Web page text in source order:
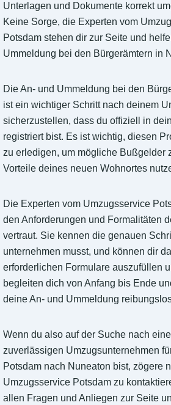
Unterlagen und Dokumente korrekt
Keine Sorge, die Experten vom
Potsdam stehen dir zur Seite und
Ummeldung bei den Bürgerämtern in
Die An- und Ummeldung bei den
ist ein wichtiger Schritt nach deinem
sicherzustellen, dass du offiziell in
registriert bist. Es ist wichtig, diesen
zu erledigen, um mögliche Bußgelder
Vorteile deines neuen Wohnortes
Die Experten vom Umzugsservice
den Anforderungen und Formalitäten
vertraut. Sie kennen die genauen
unternehmen musst, und können dir
erforderlichen Formulare auszufüllen
begleiten dich von Anfang bis Ende
deine An- und Ummeldung
Wenn du also auf der Suche nach
zuverlässigen Umzugsunternehmen
Potsdam nach Nuneaton bist, zögere
Umzugsservice Potsdam zu
allen Fragen und Anliegen zur Seite